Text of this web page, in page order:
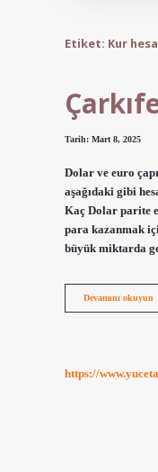
Etiket: Kur
Tarih: Mart 8, 2025
Dolar ve euro
aşağıdaki gibi
Kaç Dolar parite
para kazanmak
büyük miktarda
Devamını okuyun
https://